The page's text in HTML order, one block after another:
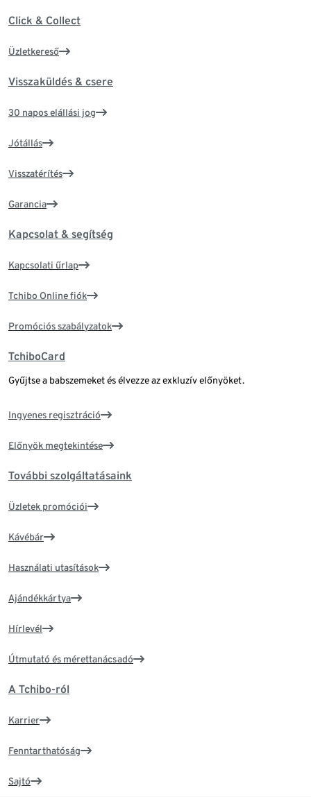
Click & Collect
Üzletkereső
Visszaküldés & csere
30 napos elállási jog
Jótállás
Visszatérítés
Garancia
Kapcsolat & segítség
Kapcsolati űrlap
Tchibo Online fiók
Promóciós szabályzatok
TchiboCard
Gyűjtse a babszemeket és élvezze az exkluzív előnyöket.
Ingyenes regisztráció
Előnyök megtekintése
További szolgáltatásaink
Üzletek promóciói
Kávébár
Használati utasítások
Ajándékkártya
Hírlevél
Útmutató és mérettanácsadó
A Tchibo-ról
Karrier
Fenntarthatóság
Sajtó